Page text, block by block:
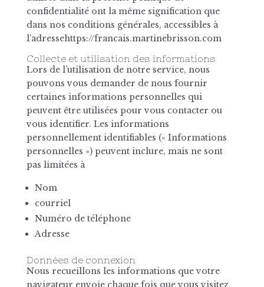
confidentialité ont la même signification que
dans nos conditions générales, accessibles à
l’adressehttps://francais.martinebrisson.com
Collecte et utilisation des informations
Lors de l’utilisation de notre service, nous
pouvons vous demander de nous fournir
certaines informations personnelles qui
peuvent être utilisées pour vous contacter ou
vous identifier. Les informations
personnellement identifiables (« Informations
personnelles ») peuvent inclure, mais ne sont
pas limitées à
Nom
courriel
Numéro de téléphone
Adresse
Données de connexion
Nous recueillons les informations que votre
navigateur envoie chaque fois que vous visitez